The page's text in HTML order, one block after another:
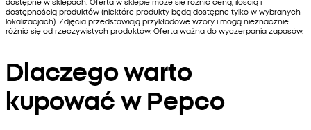
dostępnością produktów (niektóre produkty będą dostępne tylko w wybranych
lokalizacjach). Zdjęcia przedstawiają przykładowe wzory i mogą nieznacznie
różnić się od rzeczywistych produktów. Oferta ważna do wyczerpania zapasów.
Dlaczego warto
kupować w Pepco